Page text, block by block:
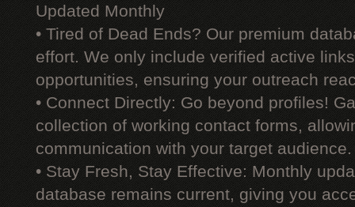
Updated Monthly
• Tired of Dead Ends? Our premium
effort. We only include verified active
opportunities, ensuring your outreach
• Connect Directly: Go beyond profiles!
collection of working contact forms,
communication with your target audience.
• Stay Fresh, Stay Effective: Monthly
database remains current, giving you